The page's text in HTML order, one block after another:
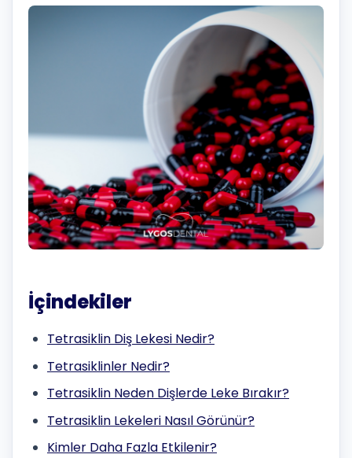
İçindekiler
Tetrasiklin Diş Lekesi Nedir?
Tetrasiklinler Nedir?
Tetrasiklin Neden Dişlerde Leke Bırakır?
Tetrasiklin Lekeleri Nasıl Görünür?
Kimler Daha Fazla Etkilenir?